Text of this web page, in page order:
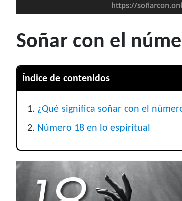
Soñar con el
Índice de contenidos
¿Qué significa soñar con el
Número 18 en lo espiritual